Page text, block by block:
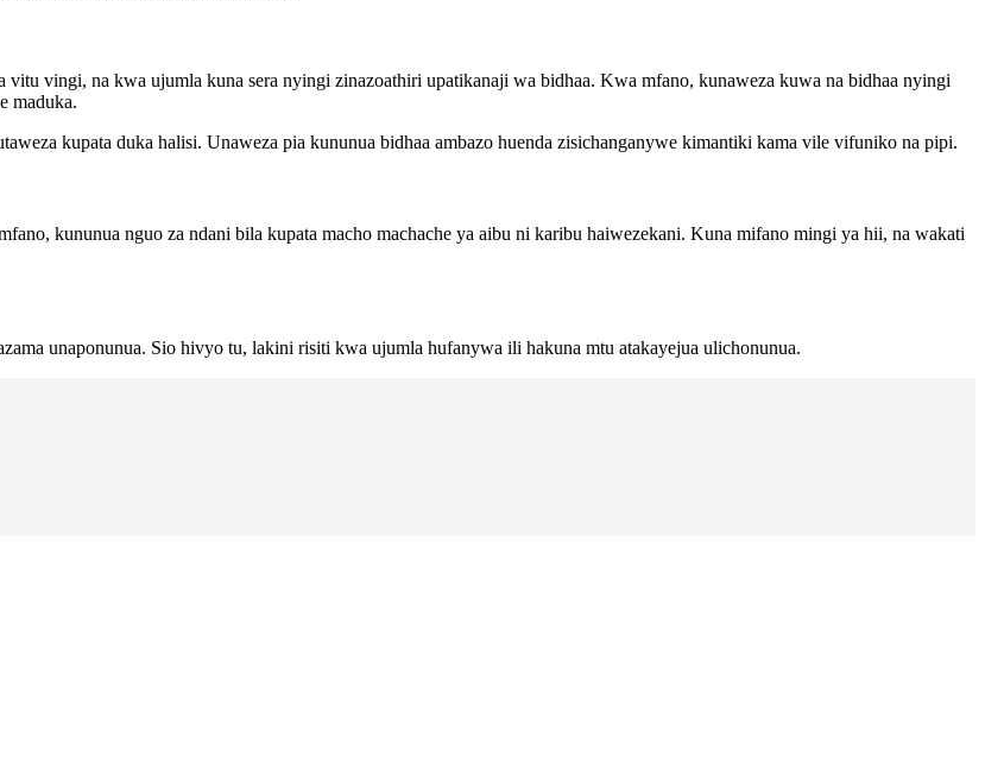
vingi, na kwa ujumla kuna sera nyingi zinazoathiri upatikanaji wa bidhaa. Kwa mfano, kunaweza kuwa na bidhaa nyingi
maduka.
kupata duka halisi. Unaweza pia kununua bidhaa ambazo huenda zisichanganywe kimantiki kama vile vifuniko na pipi.
kununua nguo za ndani bila kupata macho machache ya aibu ni karibu haiwezekani. Kuna mifano mingi ya hii, na wakati
unaponunua. Sio hivyo tu, lakini risiti kwa ujumla hufanywa ili hakuna mtu atakayejua ulichonunua.